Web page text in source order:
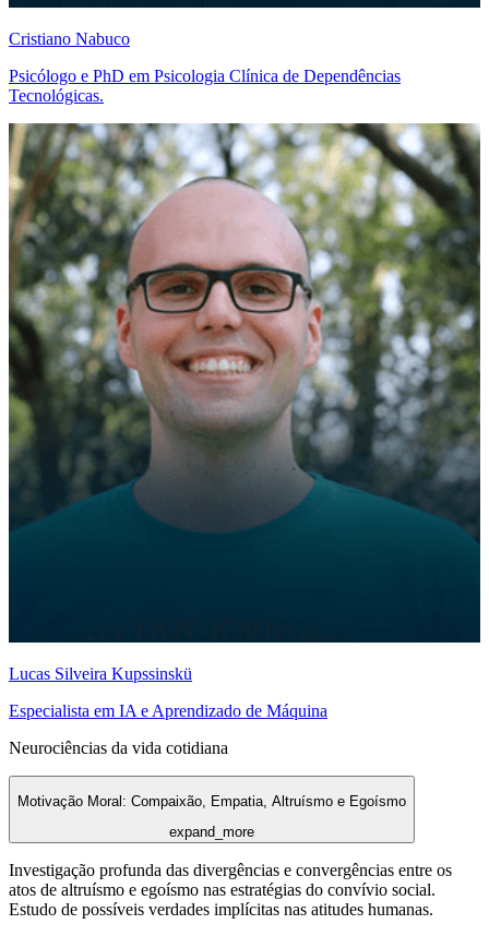
Cristiano Nabuco
Psicólogo e PhD em Psicologia Clínica de Dependências
Tecnológicas.
Lucas Silveira Kupssinskü
Especialista em IA e Aprendizado de Máquina
Neurociências da vida cotidiana
Motivação Moral: Compaixão, Empatia, Altruísmo e Egoísmo
expand_more
Investigação profunda das divergências e convergências entre os
atos de altruísmo e egoísmo nas estratégias do convívio social.
Estudo de possíveis verdades implícitas nas atitudes humanas.